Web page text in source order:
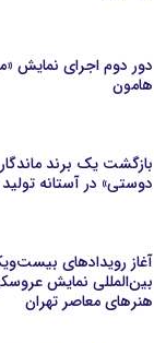
دور دوم اجرای نمایش
هامون
بازگشت یک برند
دوستی» در آستانه
آغاز رویدادهای
بین‌المللی نمایش
هنرهای معاصر تهران